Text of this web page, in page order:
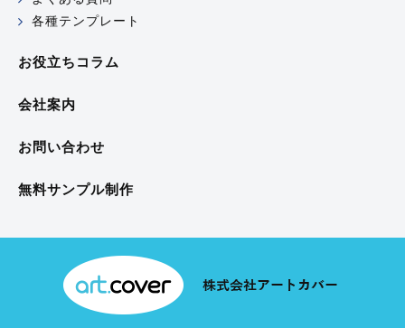
各種テンプレート
お役立ちコラム
会社案内
お問い合わせ
無料サンプル制作